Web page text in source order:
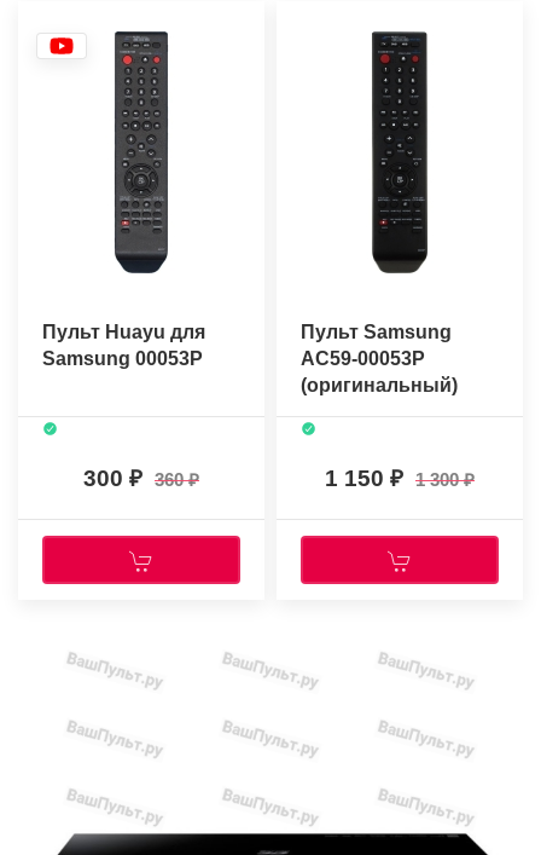
Пульт Huayu для
Samsung 00053P
300 360
Пульт Samsung
AC59-00053P
(оригинальный)
1 150 1 300